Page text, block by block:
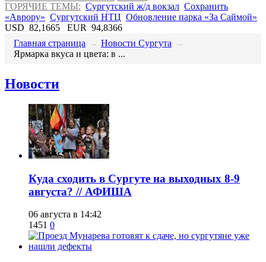
ГОРЯЧИЕ ТЕМЫ: Сургутский ж/д вокзал Сохранить
«Аврору» Сургутский НТЦ Обновление парка «За Саймой»
USD 82,1665 EUR 94,8366
Главная страница → Новости Сургута →
​Ярмарка вкуса и цвета: в ...
Новости
​Куда сходить в Сургуте на выходных 8-9
августа? // АФИША
06 августа в 14:42
1451 0